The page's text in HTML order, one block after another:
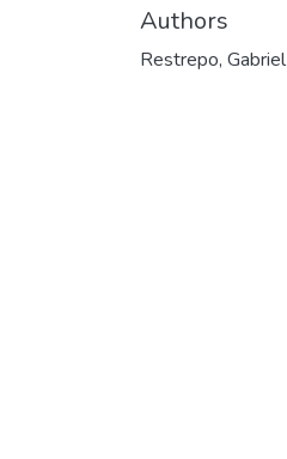
Authors
Restrepo, Gabriel